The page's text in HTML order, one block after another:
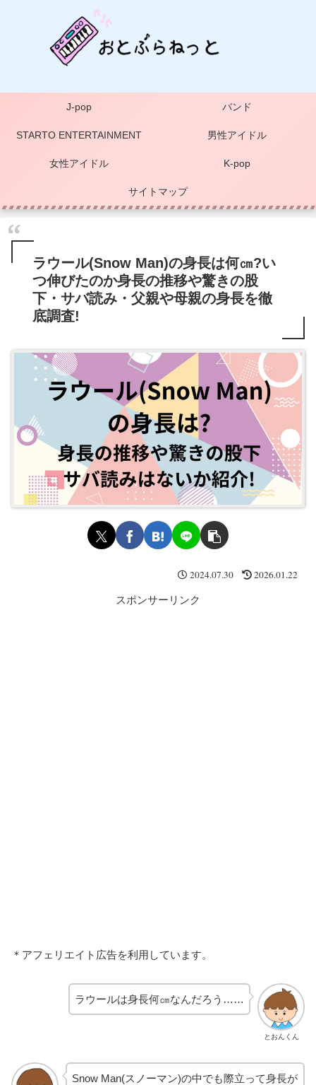
J-pop バンド
STARTO ENTERTAINMENT 男性アイドル
女性アイドル K-pop
サイトマップ
ラウール(Snow Man)の身長は何㎝?い
つ伸びたのか身長の推移や驚きの股
下・サバ読み・父親や母親の身長を徹
底調査!
2024.07.30 2026.01.22
スポンサーリンク
＊アフェリエイト広告を利用しています。
とおんくん
ラウールは身長何㎝なんだろう……
Snow Man(スノーマン)の中でも際立って身長が